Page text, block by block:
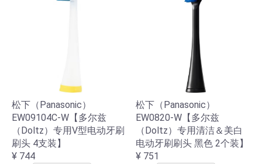
松下（Panasonic）
EW09104C-W【多尔兹
（Doltz）专用V型电动牙刷
刷头 4支装】
¥ 744
松下（Panasonic）
EW0820-W【多尔兹
（Doltz）专用清洁＆美白
电动牙刷刷头 黑色 2个装】
¥ 751